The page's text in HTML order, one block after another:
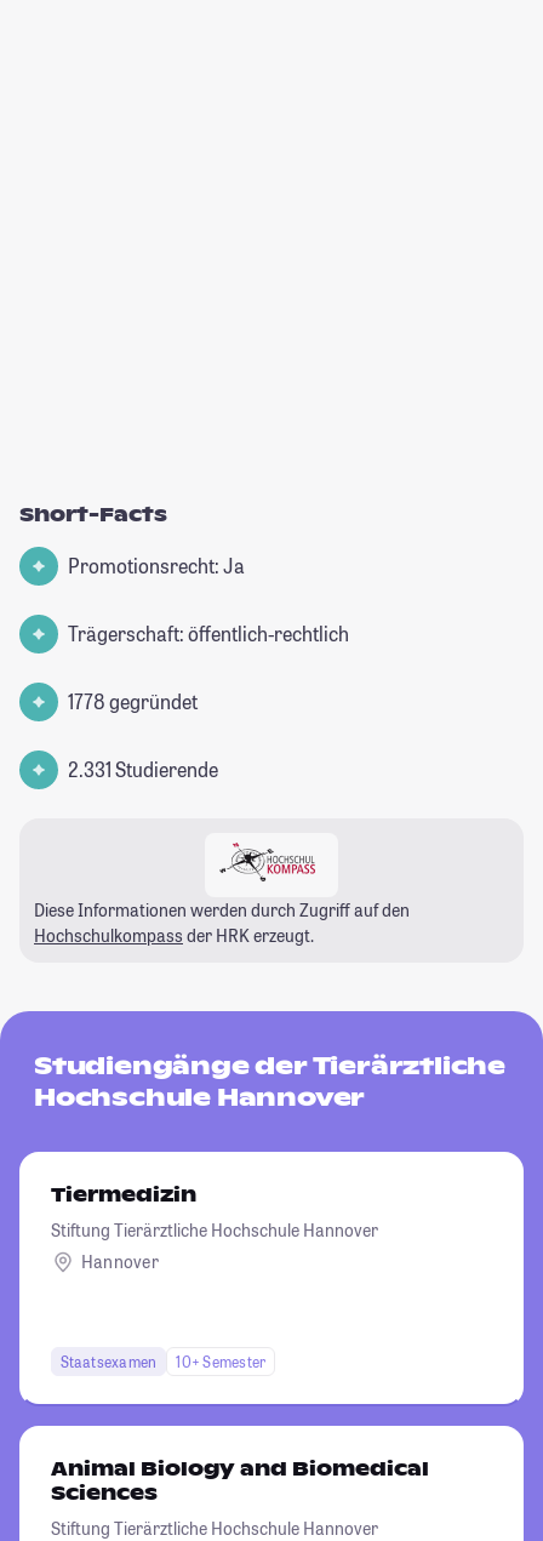
Short-Facts
Promotionsrecht: Ja
Trägerschaft: öffentlich-rechtlich
1778 gegründet
2.331 Studierende
Diese Informationen werden durch Zugriff auf den
Hochschulkompass der HRK erzeugt.
Studiengänge der Tierärztliche
Hochschule Hannover
Tiermedizin
Stiftung Tierärztliche Hochschule Hannover
Hannover
Staatsexamen 10+ Semester
Animal Biology and Biomedical
Sciences
Stiftung Tierärztliche Hochschule Hannover